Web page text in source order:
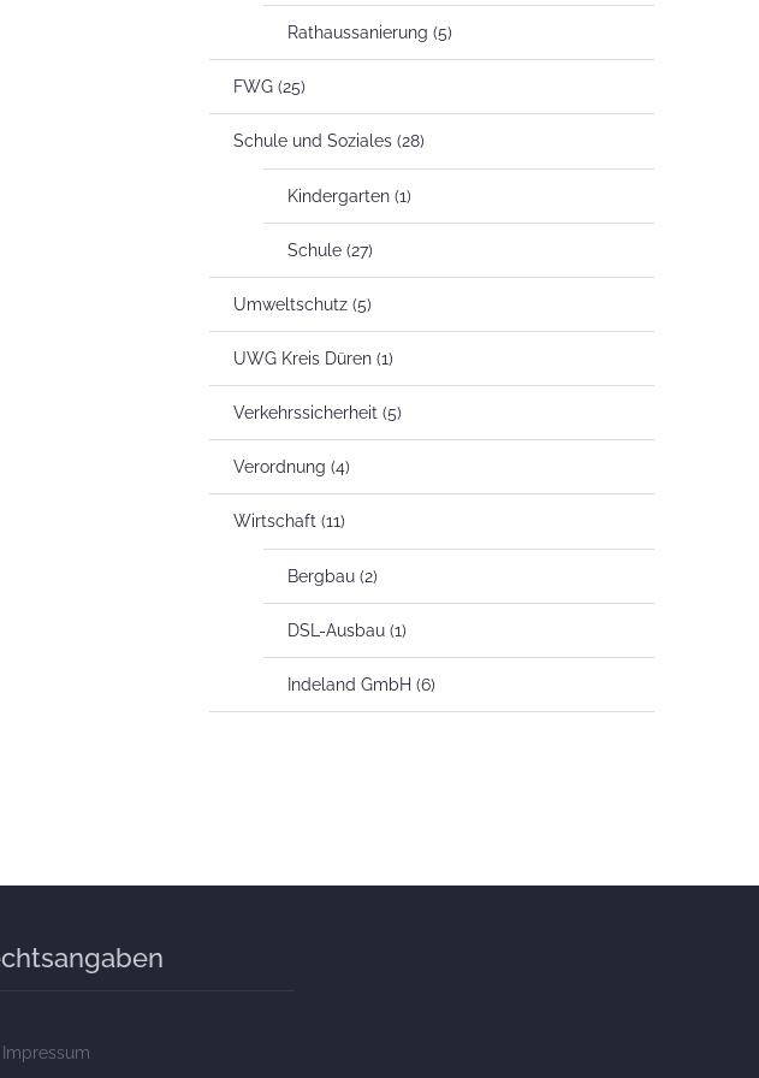
Rathaussanierung (5)
FWG (25)
Schule und Soziales (28)
Kindergarten (1)
Schule (27)
Umweltschutz (5)
UWG Kreis Düren (1)
Verkehrssicherheit (5)
Verordnung (4)
Wirtschaft (11)
Bergbau (2)
DSL-Ausbau (1)
Indeland GmbH (6)
Impressum